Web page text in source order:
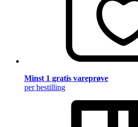
Minst 1 gratis vareprøve
per bestilling